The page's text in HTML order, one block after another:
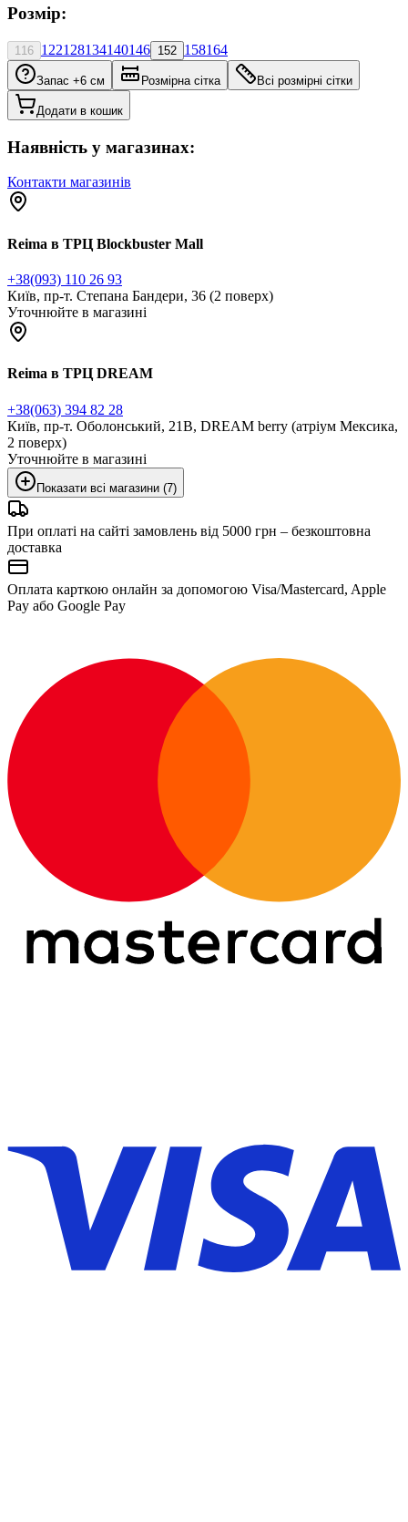
Розмір:
116 122128134140146 152 158164
Запас +6 см Розмірна сітка Всі розмірні сітки
Додати в кошик
Наявність у магазинах:
Контакти магазинів
Reima в ТРЦ Blockbuster Mall
+38(093) 110 26 93
Київ, пр-т. Степана Бандери, 36 (2 поверх)
Уточнюйте в магазині
Reima в ТРЦ DREAM
+38(063) 394 82 28
Київ, пр-т. Оболонський, 21В, DREAM berry (атріум Мексика,
2 поверх)
Уточнюйте в магазині
Показати всі магазини (7)
При оплаті на сайті замовлень від 5000 грн – безкоштовна
доставка
Оплата карткою онлайн за допомогою Visa/Mastercard, Apple
Pay або Google Pay